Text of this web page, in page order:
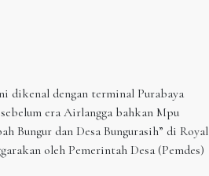
dikenal dengan terminal Purabaya
era Airlangga bahkan Mpu
Bungur dan Desa Bungurasih” di Royal
oleh Pemerintah Desa (Pemdes)